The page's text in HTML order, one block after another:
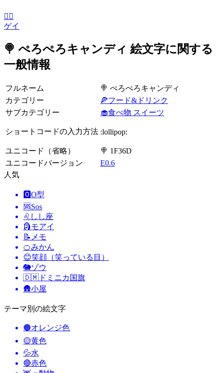
🏳️‍🌈
ゲイ
🍭 ぺろぺろキャンディ 絵文字に関する
一般情報
フルネーム
🍭 ぺろぺろキャンディ
カテゴリー
🍕フード&ドリンク
サブカテゴリー
🧁食べ物 スイーツ
ショートコードの入力方法 :lollipop:
ユニコード（省略）
🍭 1F36D
ユニコードバージョン
E0.6
人気
🅾️O型
🆘Sos
♌ しし座
🗿モアイ
📝 メモ
🍊みかん
😊笑顔（笑っている目）
🐘ゾウ
🇩🇲 ドミニカ国旗
🛖小屋
テーマ別の絵文字
🟠オレンジ色
🟡黄色
💦水
🔴赤色